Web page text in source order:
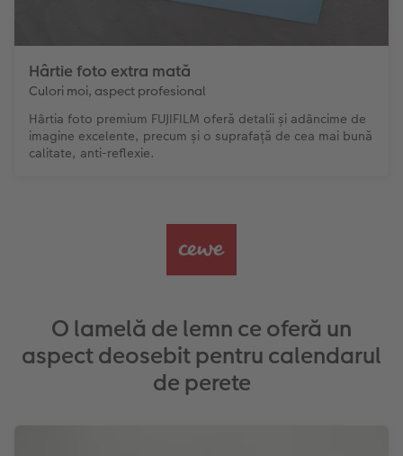
Hârtie foto extra mată
Culori moi, aspect profesional
Hârtia foto premium FUJIFILM oferă detalii și adâncime de
imagine excelente, precum și o suprafață de cea mai bună
calitate, anti-reflexie.
O lamelă de lemn ce oferă un
aspect deosebit pentru calendarul
de perete